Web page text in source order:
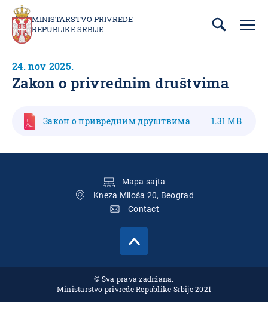
Prebaci
glavni
sadržaja
MINISTARSTVO PRIVREDE
REPUBLIKE SRBIJE
24. nov 2025.
Zakon o privrednim društvima
Закон о привредним друштвима 1.31 MB
Mapa sajta
Kneza Miloša 20, Beograd
Contact
© Sva prava zadržana.
Ministarstvo privrede Republike Srbije 2021